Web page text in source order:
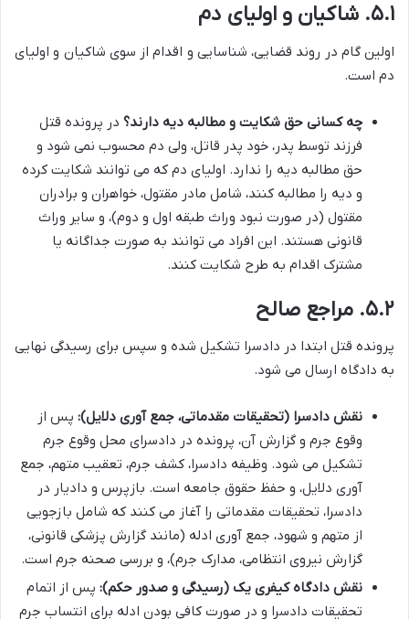
۵.۱. شاکیان و اولیای دم
اولین گام در روند قضایی، شناسایی و اقدام از سوی شاکیان و اولیای
دم است.
چه کسانی حق شکایت و مطالبه دیه دارند؟ در پرونده قتل
فرزند توسط پدر، خود پدر قاتل، ولی دم محسوب نمی شود و
حق مطالبه دیه را ندارد. اولیای دم که می توانند شکایت کرده
و دیه را مطالبه کنند، شامل مادر مقتول، خواهران و برادران
مقتول (در صورت نبود وراث طبقه اول و دوم)، و سایر وراث
قانونی هستند. این افراد می توانند به صورت جداگانه یا
مشترک اقدام به طرح شکایت کنند.
۵.۲. مراجع صالح
پرونده قتل ابتدا در دادسرا تشکیل شده و سپس برای رسیدگی نهایی
به دادگاه ارسال می شود.
نقش دادسرا (تحقیقات مقدماتی، جمع آوری دلایل): پس از
وقوع جرم و گزارش آن، پرونده در دادسرای محل وقوع جرم
تشکیل می شود. وظیفه دادسرا، کشف جرم، تعقیب متهم، جمع
آوری دلایل، و حفظ حقوق جامعه است. بازپرس و دادیار در
دادسرا، تحقیقات مقدماتی را آغاز می کنند که شامل بازجویی
از متهم و شهود، جمع آوری ادله (مانند گزارش پزشکی قانونی،
گزارش نیروی انتظامی، مدارک جرم)، و بررسی صحنه جرم است.
نقش دادگاه کیفری یک (رسیدگی و صدور حکم): پس از اتمام
تحقیقات دادسرا و در صورت کافی بودن ادله برای انتساب جرم